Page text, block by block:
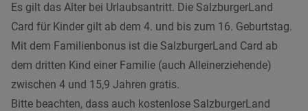
Es gilt das Alter bei Urlaubsantritt. Die SalzburgerLand
Card für Kinder gilt ab dem 4. und bis zum 16. Geburtstag.
Mit dem Familienbonus ist die SalzburgerLand Card ab
dem dritten Kind einer Familie (auch Alleinerziehende)
zwischen 4 und 15,9 Jahren gratis.
Bitte beachten, dass auch kostenlose SalzburgerLand